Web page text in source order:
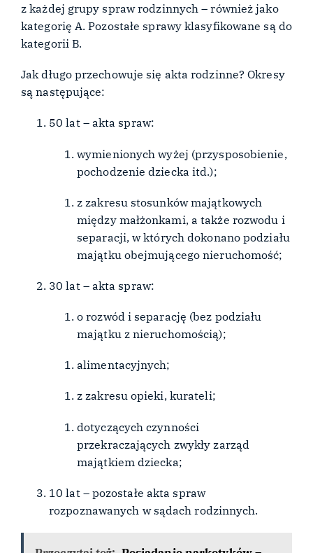
z każdej grupy spraw rodzinnych – również jako
kategorię A. Pozostałe sprawy klasyfikowane są do
kategorii B.
Jak długo przechowuje się akta rodzinne? Okresy
są następujące:
50 lat – akta spraw:
wymienionych wyżej (przysposobienie,
pochodzenie dziecka itd.);
z zakresu stosunków majątkowych
między małżonkami, a także rozwodu i
separacji, w których dokonano podziału
majątku obejmującego nieruchomość;
30 lat – akta spraw:
o rozwód i separację (bez podziału
majątku z nieruchomością);
alimentacyjnych;
z zakresu opieki, kurateli;
dotyczących czynności
przekraczających zwykły zarząd
majątkiem dziecka;
10 lat – pozostałe akta spraw
rozpoznawanych w sądach rodzinnych.